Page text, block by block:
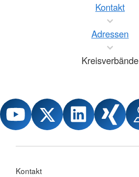
Kontakt
Adressen
Kreisverbände
Kontakt